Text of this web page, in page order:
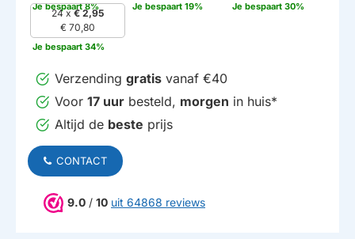
HUISMERK
Je bespaart 8% Je bespaart 19% Je bespaart 30%
24 x€ 2,95
€ 70,80
Je bespaart 34%
Verzending gratis vanaf €40
Voor 17 uur besteld, morgen in huis*
Altijd de beste prijs
CONTACT
9.0 / 10 uit 64868 reviews